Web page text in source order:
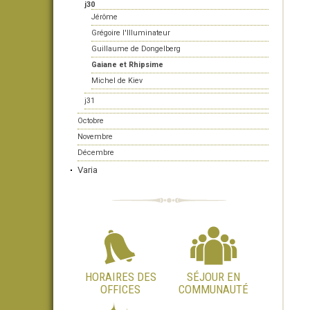
j30
Jérôme
Grégoire l'Illuminateur
Guillaume de Dongelberg
Gaiane et Rhipsime
Michel de Kiev
j31
Octobre
Novembre
Décembre
Varia
HORAIRES DES
OFFICES
SÉJOUR EN
COMMUNAUTÉ